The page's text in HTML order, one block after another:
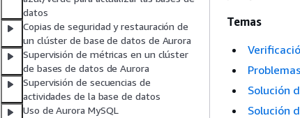
datos
Copias de seguridad y restauración de
un clúster de base de datos de Aurora
Supervisión de métricas en un clúster
de bases de datos de Aurora
Supervisión de secuencias de
actividades de la base de datos
Uso de Aurora MySQL
Temas
Solución
Solución